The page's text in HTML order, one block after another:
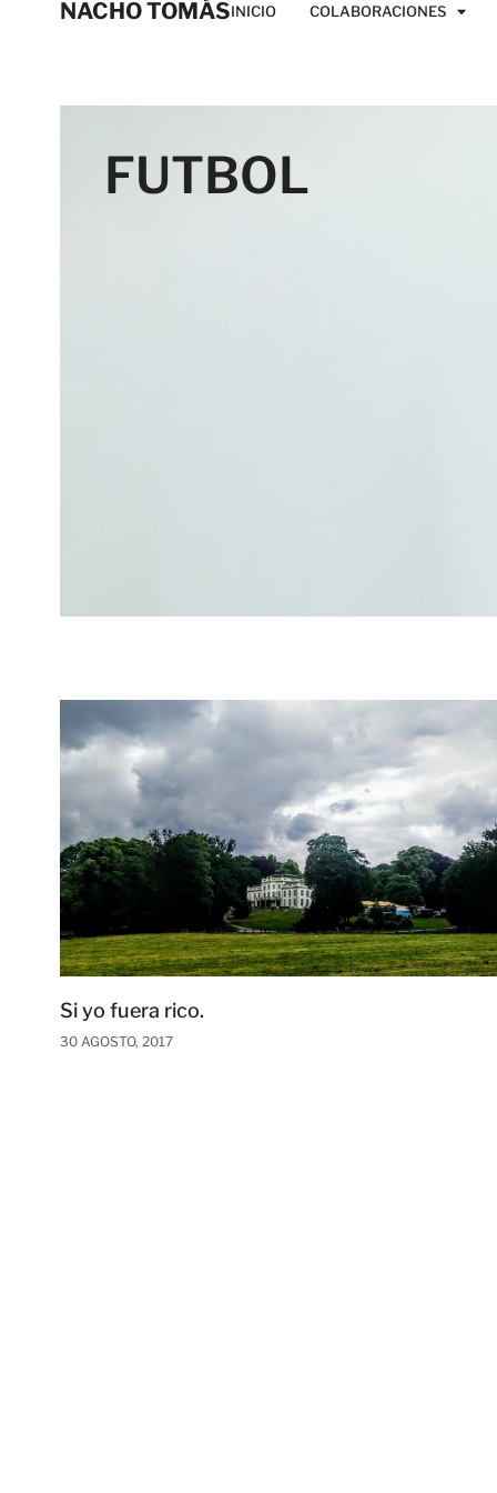
NACHO TOMÁSINICIO COLABORACIONES
FUTBOL
Si yo fuera rico.
30 AGOSTO, 2017